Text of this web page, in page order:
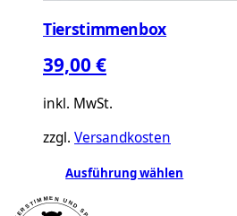
Tierstimmenbox
39,00€
inkl. MwSt.
zzgl. Versandkosten
Ausführung wählen